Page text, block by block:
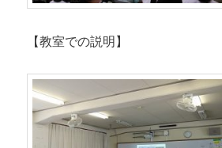
【教室での説明】